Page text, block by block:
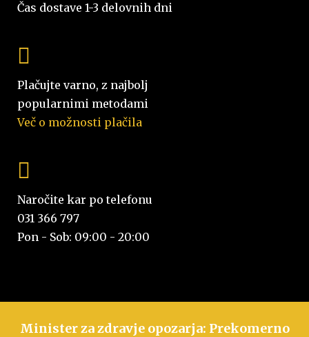
Čas dostave 1-3 delovnih dni
Plačujte varno, z najbolj
popularnimi metodami
Več o možnosti plačila
Naročite kar po telefonu
031 366 797
Pon - Sob: 09:00 - 20:00
Minister za zdravje opozarja: Prekomerno